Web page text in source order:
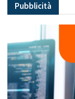
Pubblicità